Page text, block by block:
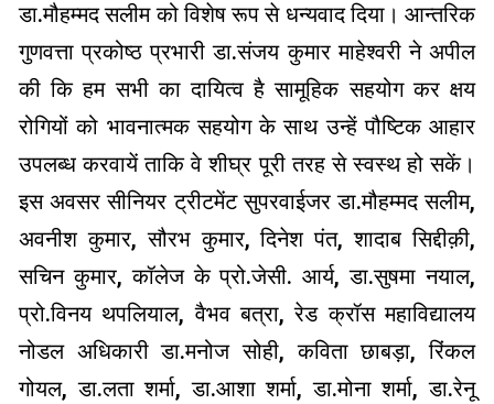
डा.मौहम्मद सलीम को विशेष रूप से धन्यवाद दिया। आन्तरिक
गुणवत्ता प्रकोष्ठ प्रभारी डा.संजय कुमार माहेश्वरी ने अपील
की कि हम सभी का दायित्व है सामूहिक सहयोग कर क्षय
रोगियों को भावनात्मक सहयोग के साथ उन्हें पौष्टिक आहार
उपलब्ध करवायें ताकि वे शीघ्र पूरी तरह से स्वस्थ हो सकें।
इस अवसर सीनियर ट्रीटमेंट सुपरवाईजर डा.मौहम्मद सलीम,
अवनीश कुमार, सौरभ कुमार, दिनेश पंत, शादाब सिद्दीक़ी,
सचिन कुमार, कॉलेज के प्रो.जेसी. आर्य, डा.सुषमा नयाल,
प्रो.विनय थपलियाल, वैभव बत्रा, रेड क्रॉस महाविद्यालय
नोडल अधिकारी डा.मनोज सोही, कविता छाबड़ा, रिंकल
गोयल, डा.लता शर्मा, डा.आशा शर्मा, डा.मोना शर्मा, डा.रेनू